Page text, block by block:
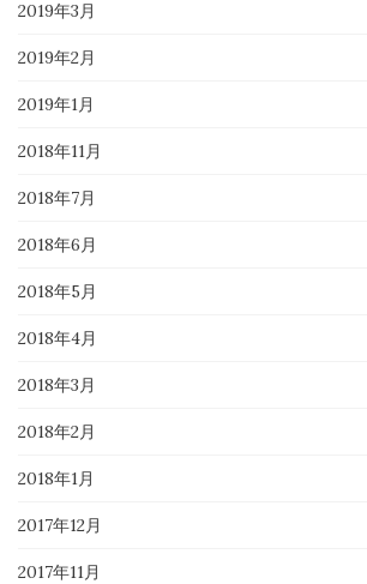
2019年3月
2019年2月
2019年1月
2018年11月
2018年7月
2018年6月
2018年5月
2018年4月
2018年3月
2018年2月
2018年1月
2017年12月
2017年11月